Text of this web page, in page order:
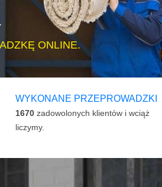
ONLINE.
WYKONANE PRZEPROWADZKI
1670 zadowolonych klientów i wciąż
liczymy.